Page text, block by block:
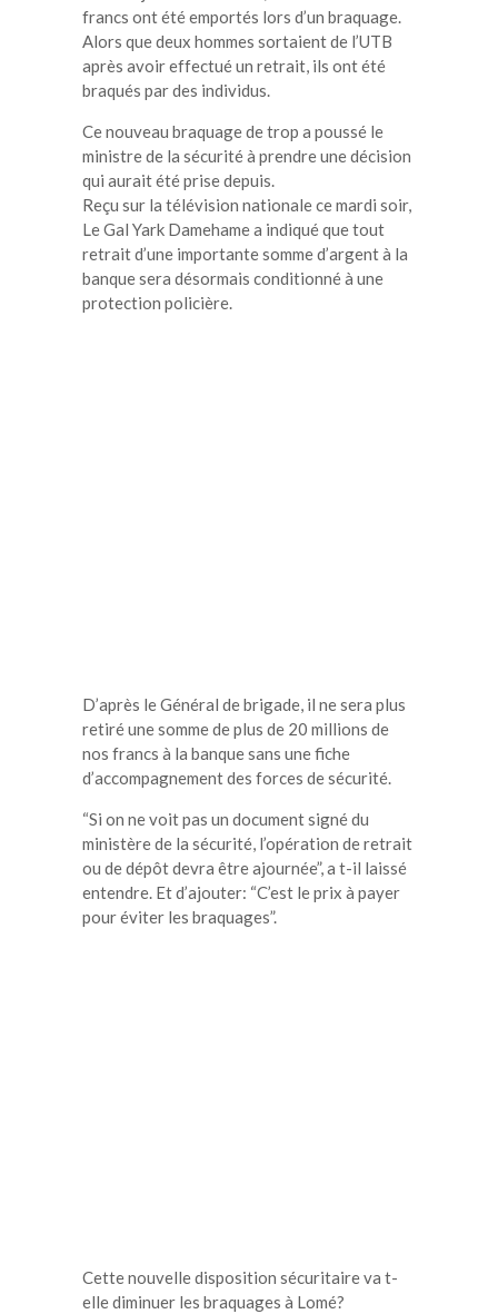
francs ont été emportés lors d’un braquage.
Alors que deux hommes sortaient de l’UTB
après avoir effectué un retrait, ils ont été
braqués par des individus.
Ce nouveau braquage de trop a poussé le
ministre de la sécurité à prendre une décision
qui aurait été prise depuis.
Reçu sur la télévision nationale ce mardi soir,
Le Gal Yark Damehame a indiqué que tout
retrait d’une importante somme d’argent à la
banque sera désormais conditionné à une
protection policière.
D’après le Général de brigade, il ne sera plus
retiré une somme de plus de 20 millions de
nos francs à la banque sans une fiche
d’accompagnement des forces de sécurité.
“Si on ne voit pas un document signé du
ministère de la sécurité, l’opération de retrait
ou de dépôt devra être ajournée”, a t-il laissé
entendre. Et d’ajouter: “C’est le prix à payer
pour éviter les braquages”.
Cette nouvelle disposition sécuritaire va t-
elle diminuer les braquages à Lomé?